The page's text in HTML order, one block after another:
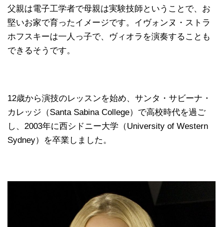
父親は電子工学者で母親は実験技師ということで、お
堅いお家で育ったイメージです。イヴォンヌ・ストラ
ホフスキーは一人っ子で、ヴィオラを演奏することも
できるそうです。
12歳から演技のレッスンを始め、サンタ・サビーナ・
カレッジ（Santa Sabina College）で高校時代を過ご
し、2003年に西シドニー大学（University of Western
Sydney）を卒業しました。